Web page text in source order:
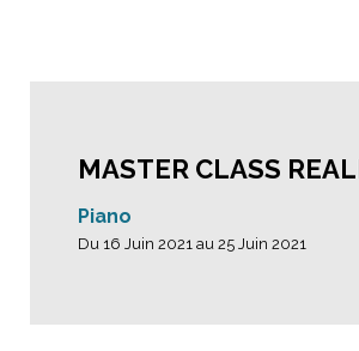
MASTER CLASS
Piano
Du 16 Juin 2021 au 25 Juin 2021